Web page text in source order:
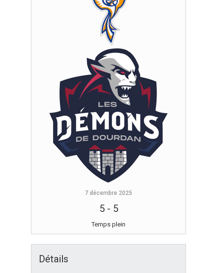
7 décembre 2025
5- 5
Temps plein
Détails